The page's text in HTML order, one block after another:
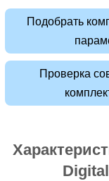
Подобрать
Проверка